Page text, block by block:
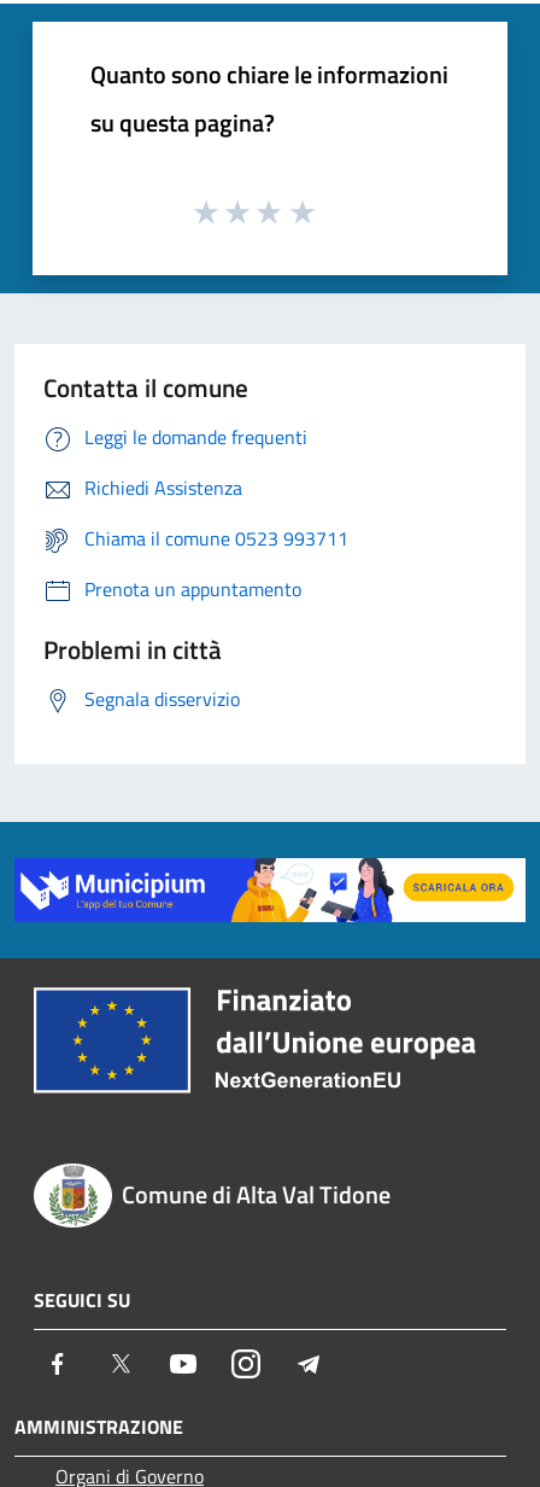
Quanto sono chiare le informazioni
su questa pagina?
Contatta il comune
Leggi le domande frequenti
Richiedi Assistenza
Chiama il comune 0523 993711
Prenota un appuntamento
Problemi in città
Segnala disservizio
Comune di Alta Val Tidone
SEGUICI SU
Facebook Twitter YoutubeInstagram
AMMINISTRAZIONE
Organi di Governo